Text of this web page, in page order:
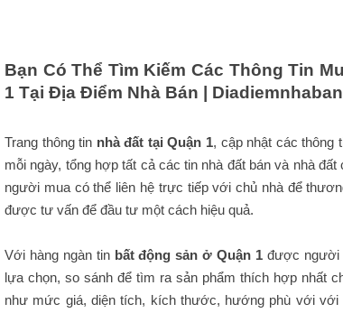
Bạn Có Thể Tìm Kiếm Các Thông Tin
1 Tại Địa Điểm Nhà Bán |
Trang thông tin nhà đất tại Quận 1, cập nhật các thông
mỗi ngày, tổng hợp tất cả các tin nhà đất bán và nhà
người mua có thể liên hệ trực tiếp với chủ nhà để
được tư vấn để đầu tư một cách hiệu quả.
Với hàng ngàn tin bất động sản ở Quận 1được người
lựa chọn, so sánh để tìm ra sản phẩm thích hợp nhất
như mức giá, diện tích, kích thước, hướng phù với